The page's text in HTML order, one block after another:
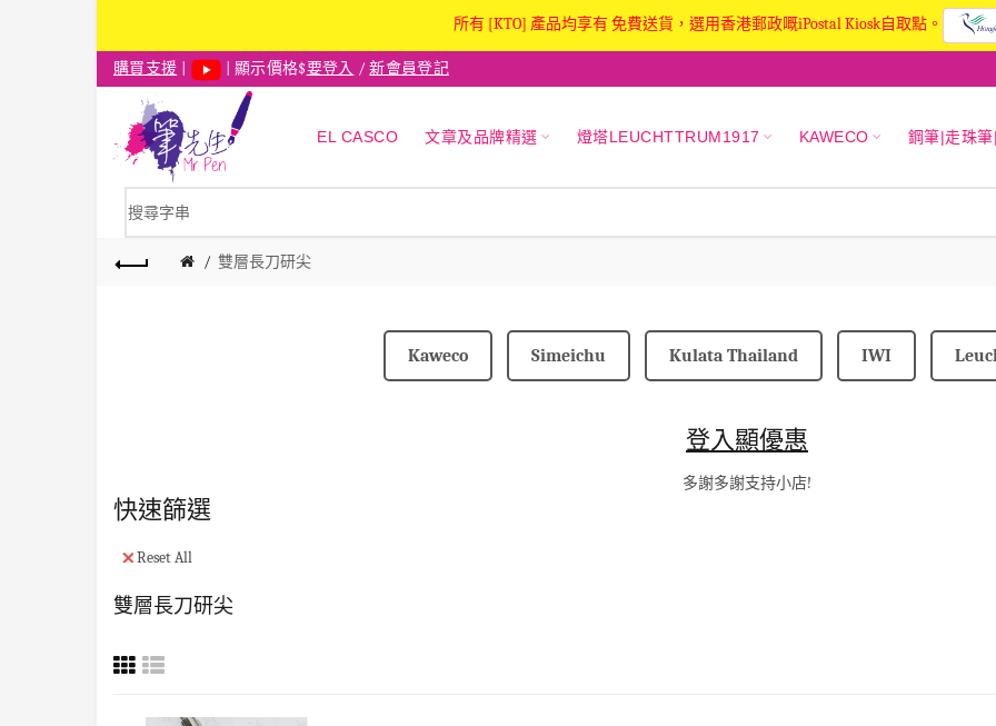
所有 [KTO] 產品均享有 免費送貨，選用香港郵政嘅iPostal Kiosk自取點。
購買支援 | 顯示價格$要登入 /新會員登記
EL CASCO 文章及品牌精選 燈塔LEUCHTTRUM1917 KAWECO 鋼筆|走珠
雙層長刀研尖
Kaweco Simeichu Kulata Thailand IWI
登入顯優惠
多謝多謝支持小店!
快速篩選
Reset All
雙層長刀研尖